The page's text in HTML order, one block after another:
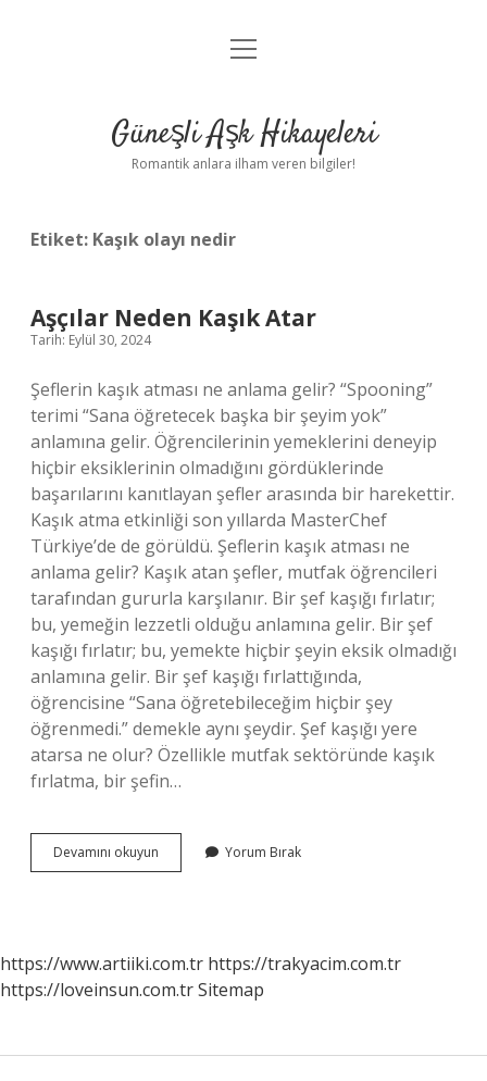
Anasayfa
Yasal Uyarı
menüyü
Güneşli Aşk Hikayeleri
Romantik anlara ilham veren bilgiler!
Etiket: Kaşık olayı nedir
Aşçılar Neden Kaşık Atar
Tarih: Eylül 30, 2024
Şeflerin kaşık atması ne anlama gelir? “Spooning”
terimi “Sana öğretecek başka bir şeyim yok”
anlamına gelir. Öğrencilerinin yemeklerini deneyip
hiçbir eksiklerinin olmadığını gördüklerinde
başarılarını kanıtlayan şefler arasında bir harekettir.
Kaşık atma etkinliği son yıllarda MasterChef
Türkiye’de de görüldü. Şeflerin kaşık atması ne
anlama gelir? Kaşık atan şefler, mutfak öğrencileri
tarafından gururla karşılanır. Bir şef kaşığı fırlatır;
bu, yemeğin lezzetli olduğu anlamına gelir. Bir şef
kaşığı fırlatır; bu, yemekte hiçbir şeyin eksik olmadığı
anlamına gelir. Bir şef kaşığı fırlattığında,
öğrencisine “Sana öğretebileceğim hiçbir şey
öğrenmedi.” demekle aynı şeydir. Şef kaşığı yere
atarsa ne olur? Özellikle mutfak sektöründe kaşık
fırlatma, bir şefin…
Devamını okuyun
Neden
Yorum Bırak
https://www.artiiki.com.tr https://trakyacim.com.tr
https://loveinsun.com.trSitemap